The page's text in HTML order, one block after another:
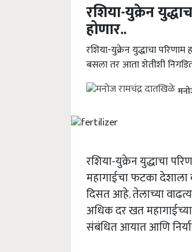
रशिया-युक्रेन
होणार..
रशिया-युक्रेन युद्धाचा
बसला तर आता शेतीशी
रशिया-युक्रेन युद्धाचा
महागाईचा फटका
दिसत आहे. तेलाच्या
अधिक दर खत
संबंधित आयात आणि